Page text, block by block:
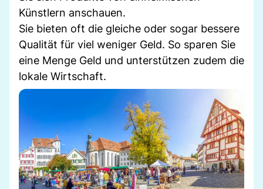
Künstlern anschauen.
Sie bieten oft die gleiche oder sogar bessere
Qualität für viel weniger Geld. So sparen Sie
eine Menge Geld und unterstützen zudem die
lokale Wirtschaft.